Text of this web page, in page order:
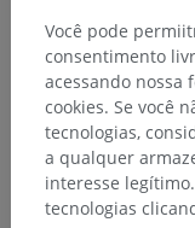
Você pode
consentimento
acessando nossa
cookies. Se você
tecnologias,
a qualquer
interesse
tecnologias